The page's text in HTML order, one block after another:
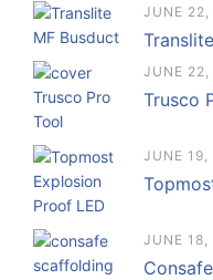
JUNE
JUNE
Trusco
JUNE 19,
JUNE 18,